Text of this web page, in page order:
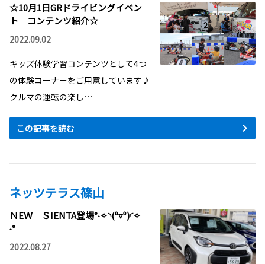
作成に使われている木は丹波
篠山産のヒノキです🌲
ぜひお子様と遊びに来てくだ
○Natural Backyard Factory
@naturalbackyard
☆10月1日GRドライビングイベン
ト コンテンツ紹介☆
2022.09.02
キッズ体験学習コンテンツとして4つ
の体験コーナーをご用意しています♪
クルマの運転の楽し…
この記事を読む
ネッツテラス篠山
ＮEＷ ＳIENTA登場°˖✧◝(⁰▿⁰)◜✧
˖°
2022.08.27